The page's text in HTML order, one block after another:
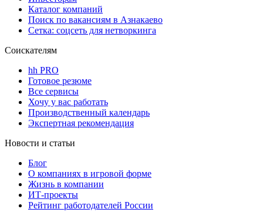
Каталог компаний
Поиск по вакансиям в Азнакаево
Сетка: соцсеть для нетворкинга
Соискателям
hh PRO
Готовое резюме
Все сервисы
Хочу у вас работать
Производственный календарь
Экспертная рекомендация
Новости и статьи
Блог
О компаниях в игровой форме
Жизнь в компании
ИТ-проекты
Рейтинг работодателей России